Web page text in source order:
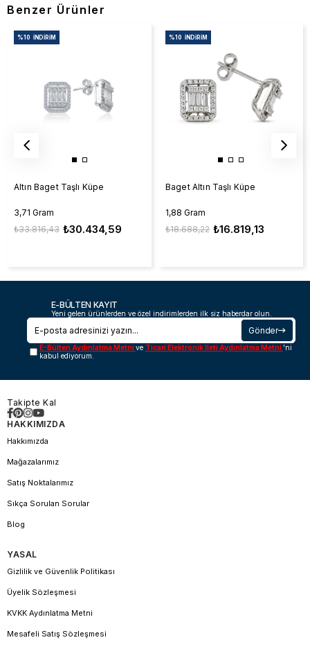
Benzer Ürünler
Altın Baget Taşlı Küpe
3,71 Gram
₺30.434,59
₺33.816,43
%10 İNDIRIM
Baget Altın Taşlı Küpe
1,88 Gram
₺16.819,13
₺18.688,22
%10 İNDIRIM
E-BÜLTEN KAYIT
Yeni gelen ürünlerden ve özel indirimlerden ilk siz haberdar olun.
Gönder
E-Bülten Aydınlatma Metnive Ticari Elektronik İleti Aydınlatma Metni 'ni
kabul ediyorum.
Takipte Kal
HAKKIMIZDA
Hakkımızda
Mağazalarımız
Satış Noktalarımız
Sıkça Sorulan Sorular
Blog
YASAL
Gizlilik ve Güvenlik Politikası
Üyelik Sözleşmesi
KVKK Aydınlatma Metni
Mesafeli Satış Sözleşmesi